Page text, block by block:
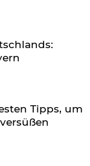
Tipps, um